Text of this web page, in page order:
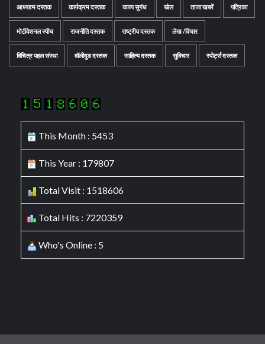
आध्यात्म दस्तक कार्यक्रम दस्तक काव्य सुगंध खेल ताजा खबरें पत्रिका
मोटीवेशनल स्पीच राजनीति दस्तक राष्ट्रीय दस्तक लेख /विचार
विचित्र पहल संस्था वॉलीवुड दस्तक साहित्य दस्तक सुविचार स्पोर्ट्स दस्तक
This Month : 5453
This Year : 179807
Total Visit : 1518606
Total Hits : 7220359
Who's Online : 5